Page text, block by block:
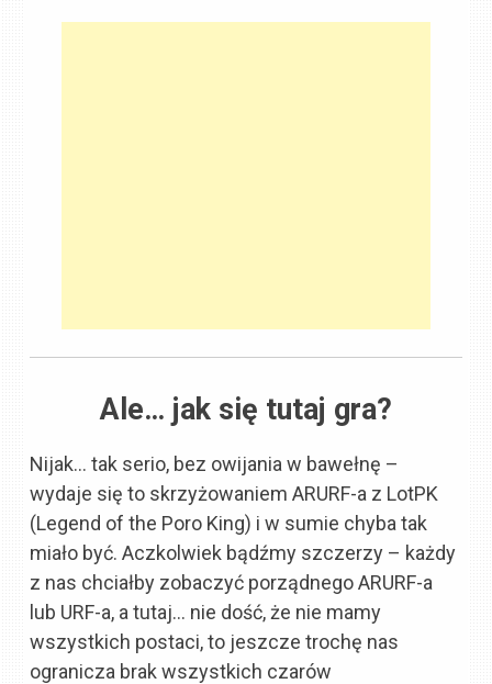
Ale… jak się tutaj gra?
Nijak… tak serio, bez owijania w bawełnę –
wydaje się to skrzyżowaniem ARURF-a z LotPK
(Legend of the Poro King) i w sumie chyba tak
miało być. Aczkolwiek bądźmy szczerzy – każdy
z nas chciałby zobaczyć porządnego ARURF-a
lub URF-a, a tutaj… nie dość, że nie mamy
wszystkich postaci, to jeszcze trochę nas
ogranicza brak wszystkich czarów